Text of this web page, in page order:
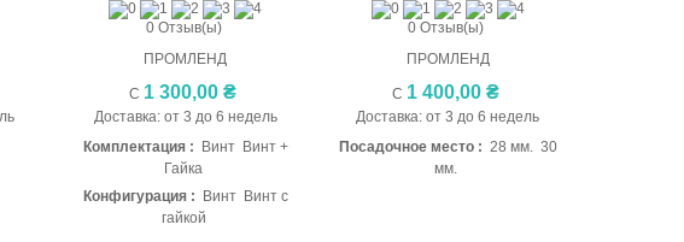
0 Отзыв(ы)
ПРОМЛЕНД
С 1 300,00 ₴
Доставка: от 3 до 6 недель
Комплектация :
Винт Винт +
Гайка
Конфигурация :
Винт Винт с
гайкой
0 Отзыв(ы)
ПРОМЛЕНД
С 1 400,00 ₴
Доставка: от 3 до 6 недель
Посадочное место : 28 мм. 30
мм.